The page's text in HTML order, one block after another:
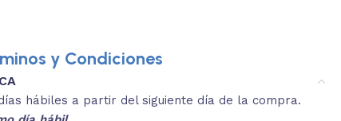
con inventario. 4.
y Condiciones
hábiles a partir del siguiente día de la compra.